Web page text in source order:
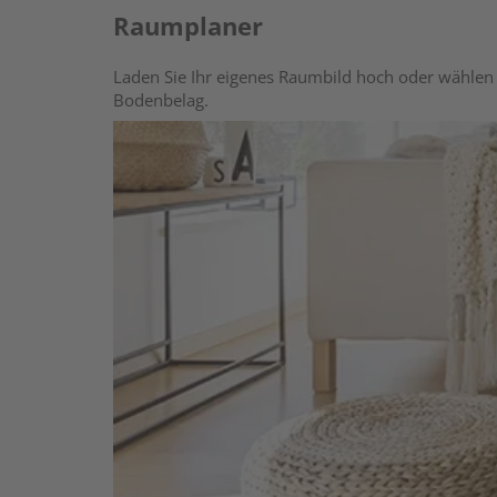
Raumplaner
Laden Sie Ihr eigenes Raumbild hoch oder
Bodenbelag.